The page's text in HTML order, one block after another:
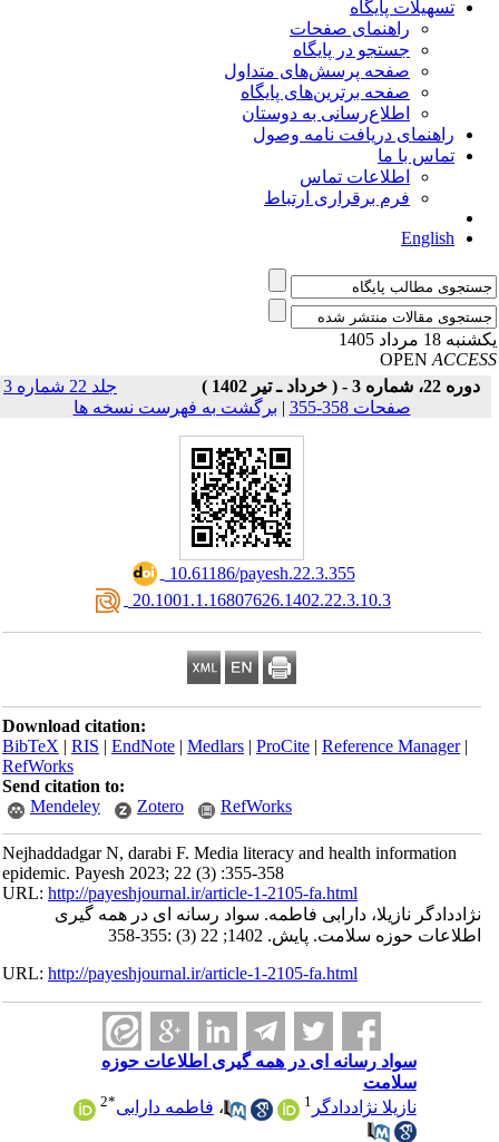
تسهیلات پایگاه
راهنمای صفحات
جستجو در پایگاه
صفحه پرسش‌های متداول
صفحه برترین‌های پایگاه
اطلاع‌رسانی به دوستان
راهنمای دریافت نامه وصول
تماس با ما
اطلاعات تماس
فرم برقراری ارتباط
English
18 مرداد 1405
OPEN
دوره 22، شماره 3 - ( خرداد ـ تیر 1402 )
جلد 22 شماره 3
صفحات 358-355
|برگشت به فهرست نسخه ها
‎ 10.61186/payesh.22.3.355
‎ 20.1001.1.16807626.1402.22.3.10.3
Download citation:
BibTeX|RIS|EndNote|Medlars|ProCite|Reference Manager
RefWorks
Send citation to:
Mendeley
Zotero RefWorks
Nejhaddadgar N, darabi F. Media literacy and health information
epidemic. Payesh 2023; 22 (3) :355-358
URL:http://payeshjournal.ir/article-1-2105-fa.html
نژاددادگر نازیلا، دارابی فاطمه. سواد رسانه ای در همه گیری
اطلاعات حوزه سلامت. پایش. 1402; 22 (3) :355-358
URL:http://payeshjournal.ir/article-1-2105-fa.html
سواد رسانه ای در همه گیری اطلاعات حوزه
سلامت
نازیلا نژاددادگر1 ،فاطمه دارابی 2